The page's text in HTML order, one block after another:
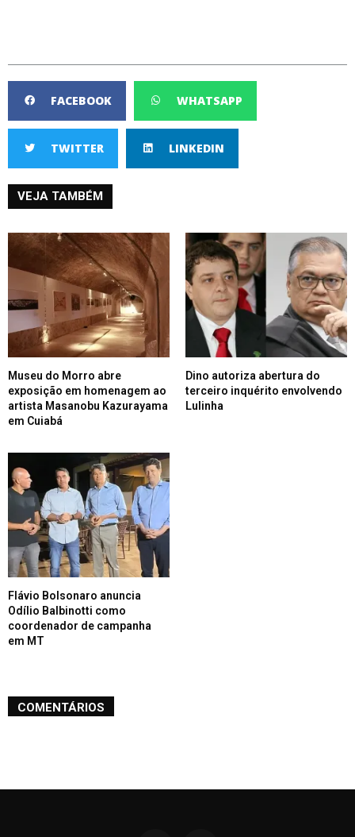
FACEBOOK WHATSAPP
TWITTER LINKEDIN
VEJA TAMBÉM
Museu do Morro abre
exposição em homenagem ao
artista Masanobu Kazurayama
em Cuiabá
Dino autoriza abertura do
terceiro inquérito envolvendo
Lulinha
Flávio Bolsonaro anuncia
Odílio Balbinotti como
coordenador de campanha
em MT
COMENTÁRIOS